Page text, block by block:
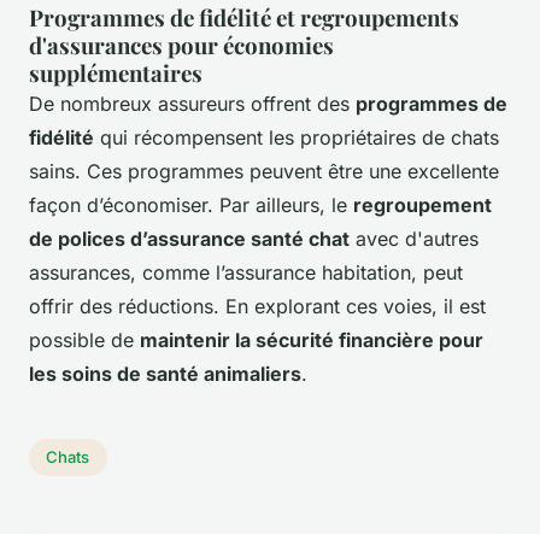
Programmes de fidélité et regroupements
d'assurances pour économies
supplémentaires
De nombreux assureurs offrent des programmes de
fidélité qui récompensent les propriétaires de chats
sains. Ces programmes peuvent être une excellente
façon d’économiser. Par ailleurs, le regroupement
de polices d’assurance santé chat avec d'autres
assurances, comme l’assurance habitation, peut
offrir des réductions. En explorant ces voies, il est
possible de maintenir la sécurité financière pour
les soins de santé animaliers.
Chats